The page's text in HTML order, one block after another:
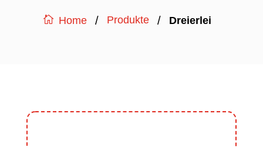
Home / Produkte / Dreierlei